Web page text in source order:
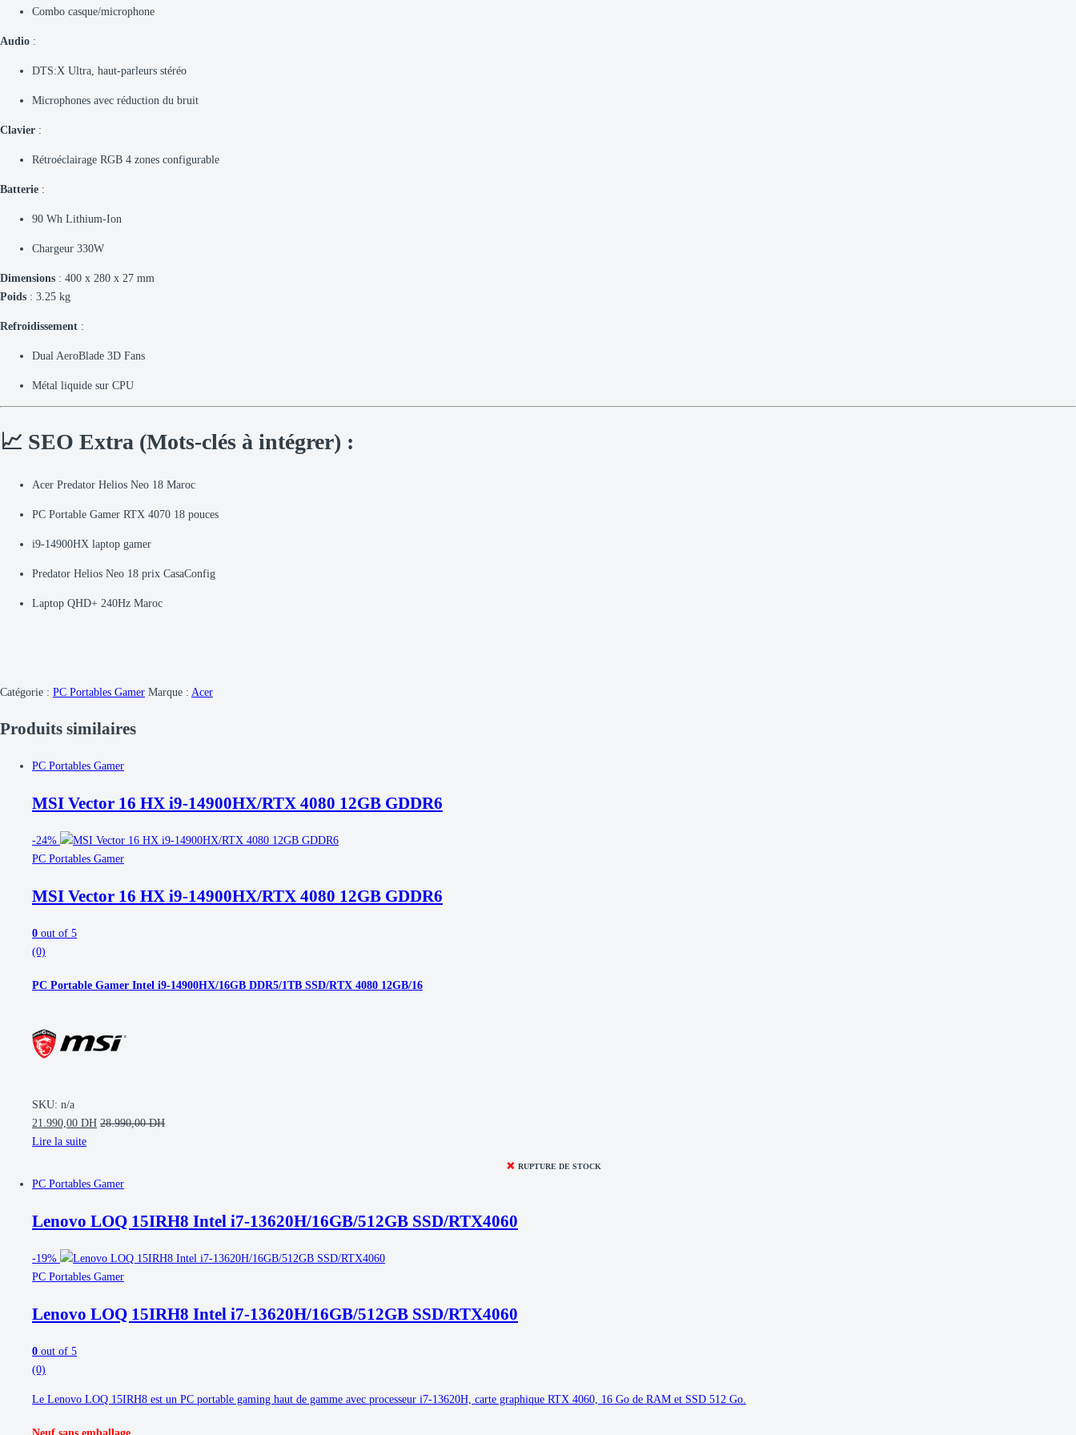
Combo casque/microphone
Audio :
DTS:X Ultra, haut-parleurs stéréo
Microphones avec réduction du bruit
Clavier :
Rétroéclairage RGB 4 zones configurable
Batterie :
90 Wh Lithium-Ion
Chargeur 330W
Dimensions : 400 x 280 x 27 mm
Poids : 3.25 kg
Refroidissement :
Dual AeroBlade 3D Fans
Métal liquide sur CPU
📈 SEO Extra (Mots-clés à intégrer) :
Acer Predator Helios Neo 18 Maroc
PC Portable Gamer RTX 4070 18 pouces
i9-14900HX laptop gamer
Predator Helios Neo 18 prix CasaConfig
Laptop QHD+ 240Hz Maroc
Catégorie : PC Portables Gamer Marque : Acer
Produits similaires
PC Portables Gamer
MSI Vector 16 HX i9-14900HX/RTX 4080 12GB GDDR6
-24%
PC Portables Gamer
MSI Vector 16 HX i9-14900HX/RTX 4080 12GB GDDR6
0 out of 5
(0)
PC Portable Gamer Intel i9-14900HX/16GB DDR5/1TB SSD/RTX 4080 12GB/16
SKU: n/a
21.990,00 DH 28.990,00DH
Lire la suite
❌ RUPTURE DE STOCK
PC Portables Gamer
Lenovo LOQ 15IRH8 Intel i7-13620H/16GB/512GB SSD/RTX4060
-19%
PC Portables Gamer
Lenovo LOQ 15IRH8 Intel i7-13620H/16GB/512GB SSD/RTX4060
0 out of 5
(0)
Le Lenovo LOQ 15IRH8 est un PC portable gaming haut de gamme avec processeur i7-13620H, carte graphique RTX 4060, 16 Go de RAM et SSD 512 Go.